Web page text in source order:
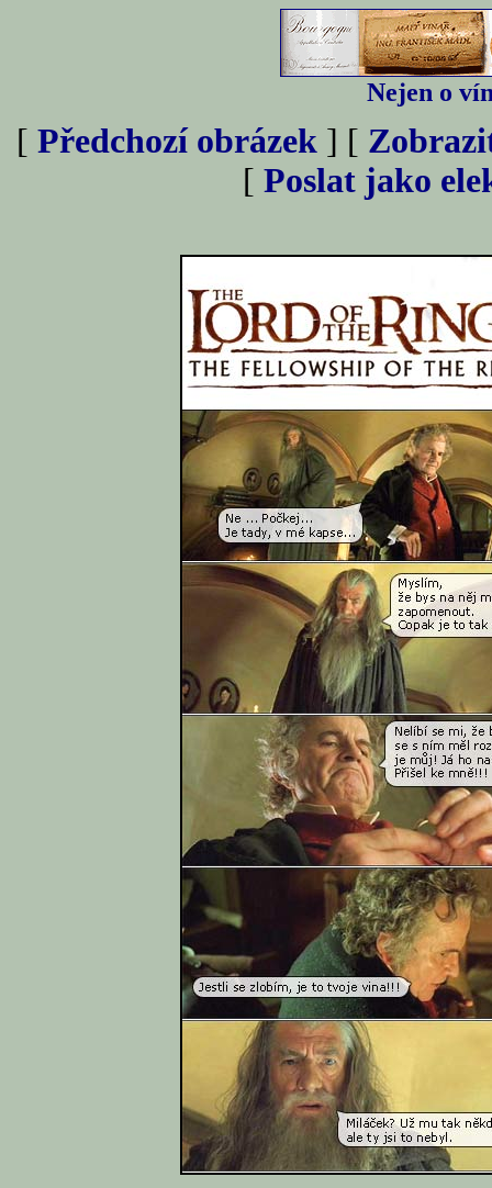
Nejen o
[ Předchozí obrázek ] [
[ Poslat jako